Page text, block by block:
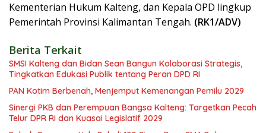
Kementerian Hukum Kalteng, dan Kepala OPD lingkup
Pemerintah Provinsi Kalimantan Tengah. (RK1/ADV)
Berita Terkait
SMSI Kalteng dan Bidan Sean Bangun Kolaborasi Strategis,
Tingkatkan Edukasi Publik tentang Peran DPD RI
PAN Kotim Berbenah, Menjemput Kemenangan Pemilu 2029
Sinergi PKB dan Perempuan Bangsa Kalteng: Targetkan Pecah
Telur DPR RI dan Kuasai Legislatif 2029